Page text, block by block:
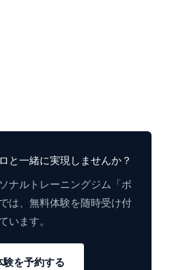
と一緒に実現しませんか？
ナルトレーニングジム「ボ
は、無料体験を随時受け付
います。
験を予約する